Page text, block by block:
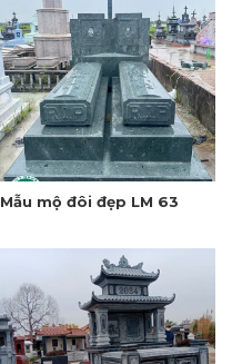
Mẫu mộ đôi đẹp LM 63